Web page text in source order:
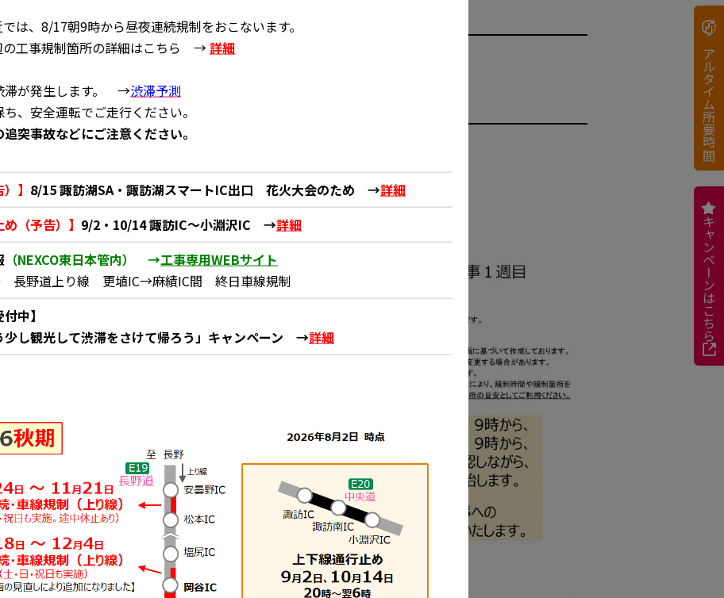
リアルタイム所要時間
キャンペーンはこちら
時から9月12日（土）6時までの予定で実施します。→
央道方面）
→
工事専用WEBサイト
ロードください（PDF）
は、8/17朝9時から昼夜連続規制をおこないます。
の工事規制箇所の詳細はこちら →詳細
滞が発生します。 →渋滞予測
、安全運転でご走行ください。
突事故などにご注意ください。
】 8/15 諏訪湖SA・諏訪湖スマートIC出口 花火大会のため →詳細
め（予告）】 9/2・10/14 諏訪IC～小淵沢IC →詳細
（NEXCO東日本管内） →工事専用WEBサイト
長野道上り線 更埴IC→麻績IC間 終日車線規制
中】
少し観光して渋滞をさけて帰ろう」キャンペーン →詳細